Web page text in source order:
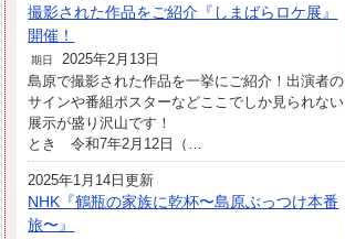
撮影された作品をご紹介『しまばらロケ展』
開催！
期日
2025年2月13日
島原で撮影された作品を一挙にご紹介！出演者の
サインや番組ポスターなどここでしか見られない
展示が盛り沢山です！
とき 令和7年2月12日（…
2025年1月14日更新
NHK『鶴瓶の家族に乾杯〜島原ぶっつけ本番
旅〜』